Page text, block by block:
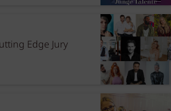
Edge Jury